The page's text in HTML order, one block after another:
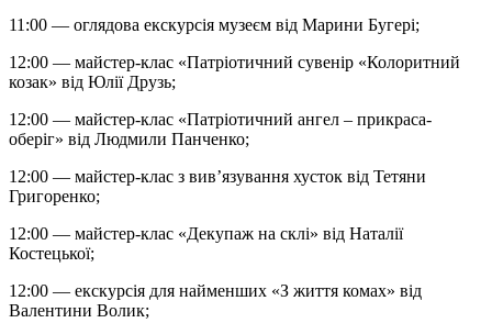
11:00 — оглядова екскурсія музеєм від Марини Бугері;
12:00 — майстер-клас «Патріотичний сувенір «Колоритний
козак» від Юлії Друзь;
12:00 — майстер-клас «Патріотичний ангел – прикраса-
оберіг» від Людмили Панченко;
12:00 — майстер-клас з вив’язування хусток від Тетяни
Григоренко;
12:00 — майстер-клас «Декупаж на склі» від Наталії
Костецької;
12:00 — екскурсія для найменших «З життя комах» від
Валентини Волик;